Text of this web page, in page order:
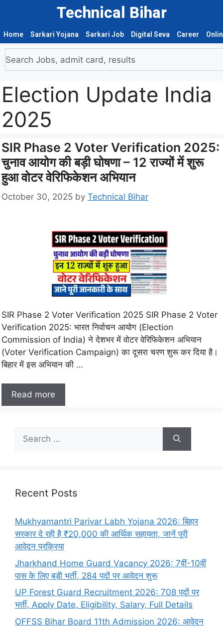
Technical Bihar
Home Sarkari Yojana Sarkari Job Digital Seva Career
Election Update India
2025
SIR Phase 2 Voter Verification 2025:
चुनाव आयोग की बड़ी घोषणा – 12 राज्यों में शुरू
हुआ वोटर वेरिफिकेशन अभियान
October 30, 2025 by Technical Bihar
SIR Phase 2 Voter Verification 2025 SIR Phase 2 Voter
Verification 2025: भारत निर्वाचन आयोग (Election
Commission of India) ने देशभर में वोटर वेरिफिकेशन अभियान
(Voter Verification Campaign) का दूसरा चरण शुरू कर दिया है।
बिहार में इस अभियान की …
Read more
Recent Posts
Mukhyamantri Parivar Labh Yojana 2026: बिहार
सरकार दे रही है ₹20,000 की आर्थिक सहायता, जानें पूरी
आवेदन प्रक्रिया
Jharkhand Home Guard Vacancy 2026: 7वीं-10वीं
पास के लिए बड़ी भर्ती, 284 पदों पर आवेदन शुरू
UP Forest Guard Recruitment 2026: 708 पदों पर
भर्ती, Apply Date, Eligibility, Salary, Full Details
OFFSS Bihar Board 11th Admission 2026: आवेदन